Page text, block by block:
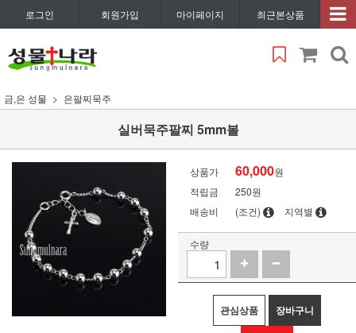
로그인 회원가입 마이페이지 최근본상품
금,은 성물 은팔찌묵주
실버묵주팔찌 5mm볼
상품가 60,000원
적립금
250원
배송비
(조건) 지역별
수량
관심상품 장바구니